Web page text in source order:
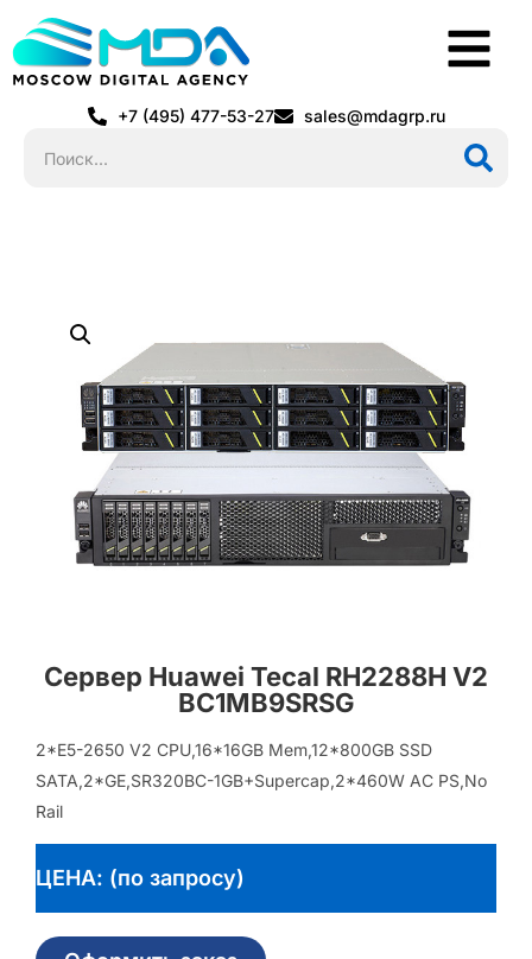
+7 (495) 477-53-27 sales@mdagrp.ru
Сервер Huawei Tecal RH2288H V2
BC1MB9SRSG
2*E5-2650 V2 CPU,16*16GB Mem,12*800GB SSD
SATA,2*GE,SR320BC-1GB+Supercap,2*460W AC PS,No
Rail
ЦЕНА: (по запросу)